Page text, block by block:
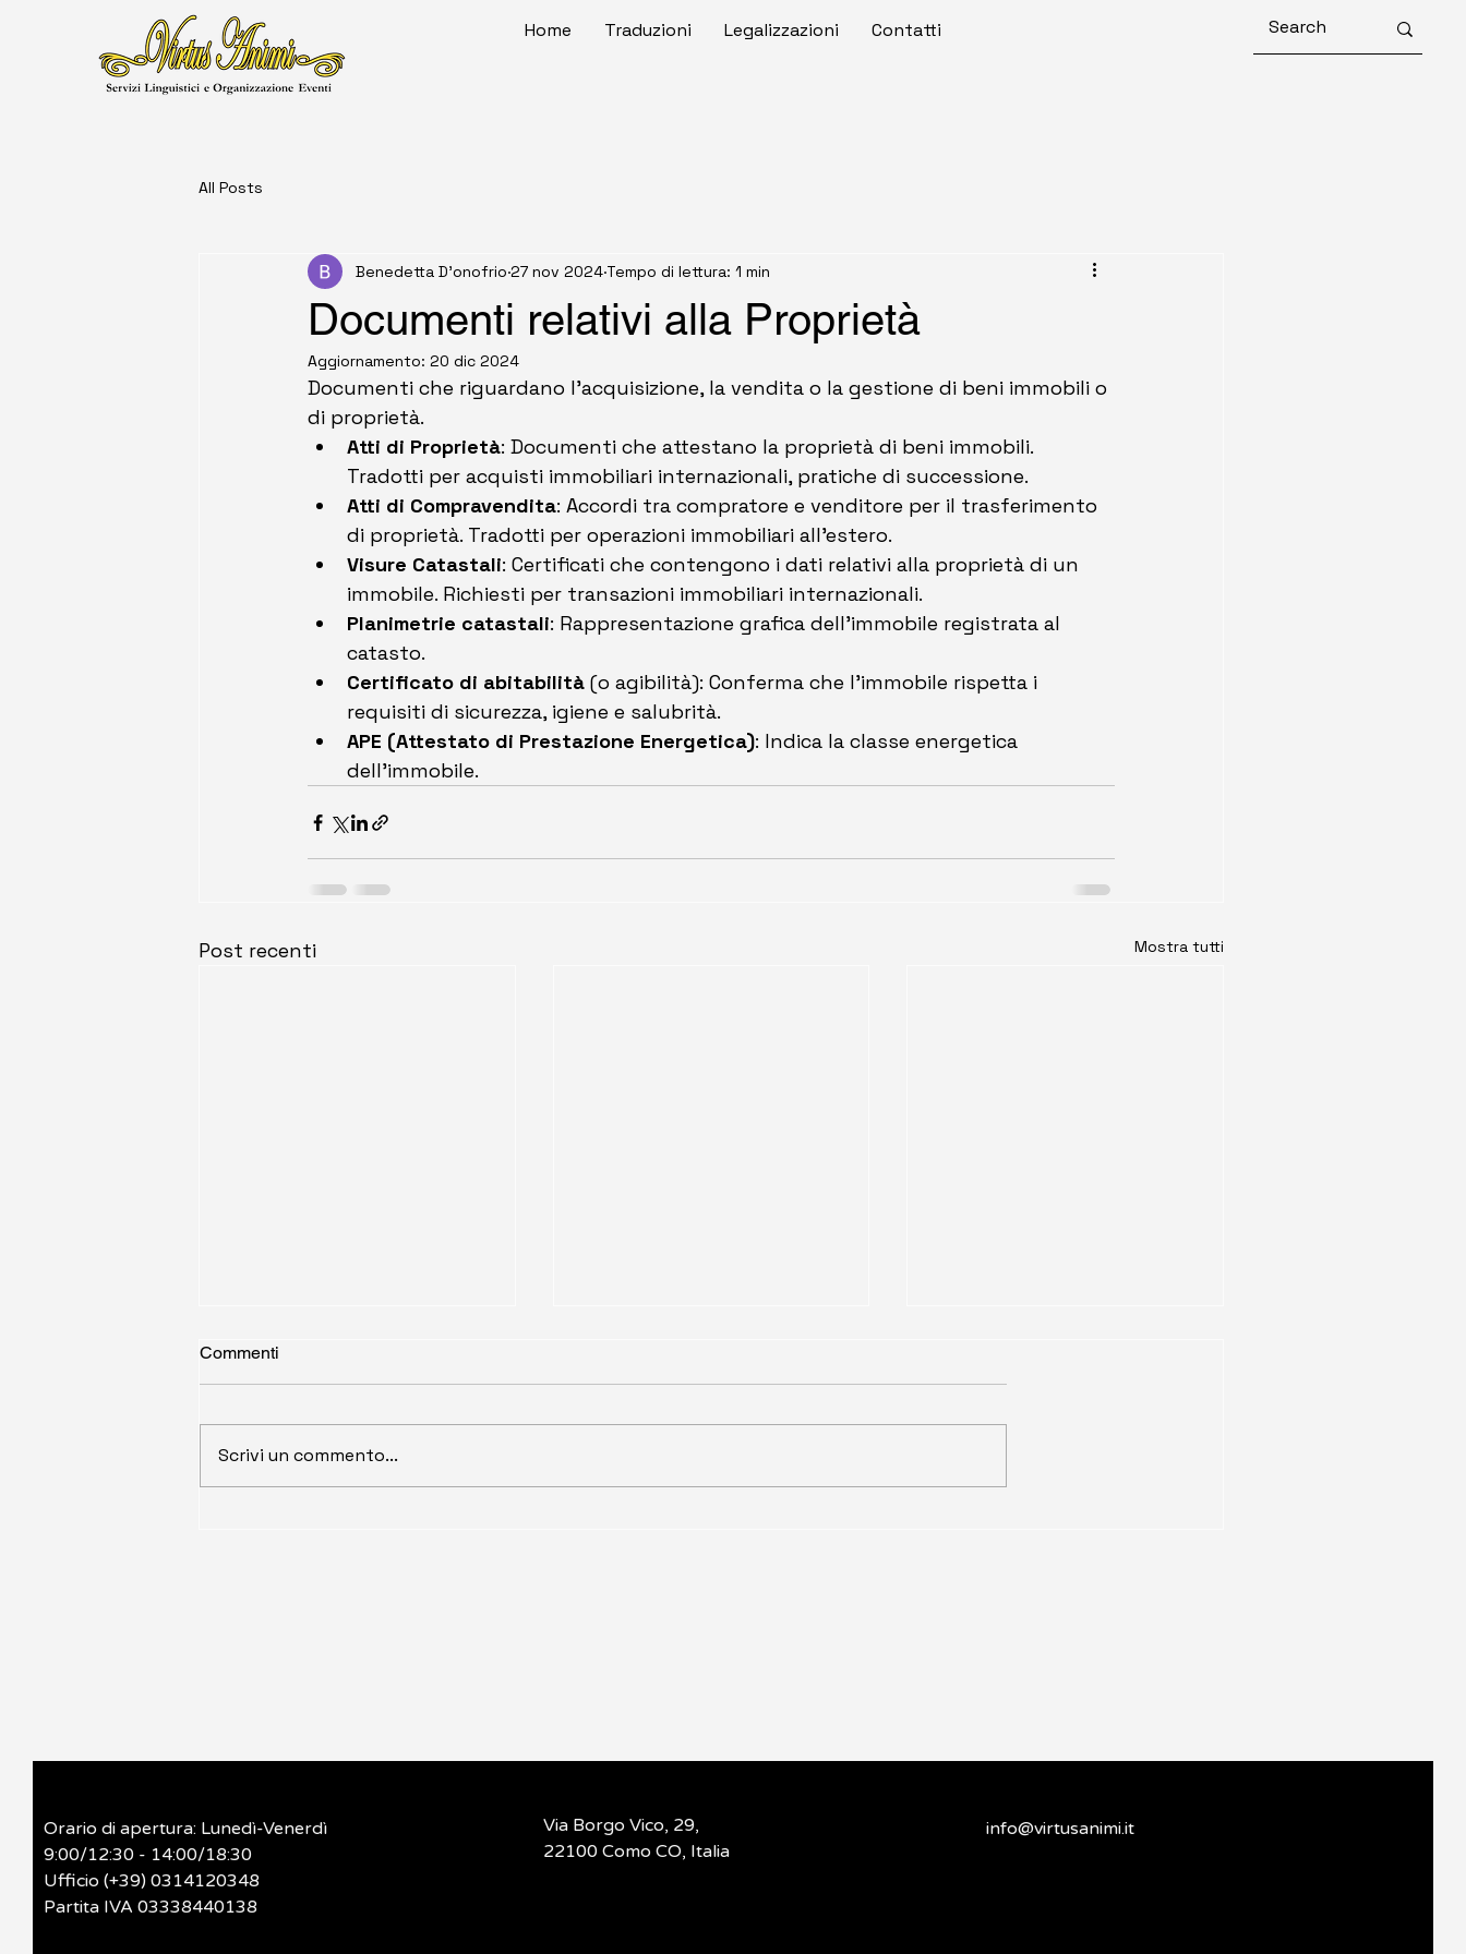
Home Traduzioni Legalizzazioni Contatti
All Posts
Documenti relativi alla Proprietà
Benedetta D'onofrio 27 nov 2024 Tempo di lettura: 1 min
Aggiornamento: 20 dic 2024
Documenti che riguardano l'acquisizione, la vendita o la gestione di beni immobili o
di proprietà.
Atti di Proprietà: Documenti che attestano la proprietà di beni immobili.
Tradotti per acquisti immobiliari internazionali, pratiche di successione.
Atti di Compravendita: Accordi tra compratore e venditore per il trasferimento
di proprietà. Tradotti per operazioni immobiliari all'estero.
Visure Catastali: Certificati che contengono i dati relativi alla proprietà di un
immobile. Richiesti per transazioni immobiliari internazionali.
Planimetrie catastali: Rappresentazione grafica dell’immobile registrata al
catasto.
Certificato di abitabilità (o agibilità): Conferma che l’immobile rispetta i
requisiti di sicurezza, igiene e salubrità.
APE (Attestato di Prestazione Energetica): Indica la classe energetica
dell’immobile.
Post recenti Mostra tutti
Documenti Commerciali
Documenti Immigrazione
Commenti
Scrivi un commento...
Orario di apertura: Lunedì-Venerdì
9:00/12:30 - 14:00/18:30
Ufficio (+39) 0314120348
Partita IVA 03338440138
Via Borgo Vico, 29,
22100 Como CO, Italia
info@virtusanimi.it